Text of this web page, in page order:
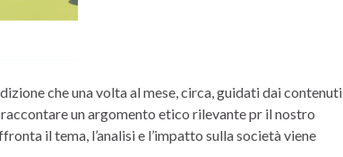
che una volta al mese, circa, guidati dai contenuti
un argomento etico rilevante pr il nostro
il tema, l’analisi e l’impatto sulla società viene